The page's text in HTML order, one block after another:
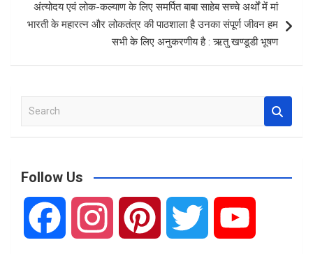
अंत्योदय एवं लोक-कल्याण के लिए समर्पित बाबा साहेब सच्चे अर्थों में मां
भारती के महारत्न और लोकतंत्र की पाठशाला है उनका संपूर्ण जीवन हम
सभी के लिए अनुकरणीय है : ऋतु खण्डूडी भूषण
a
c
Follow Us